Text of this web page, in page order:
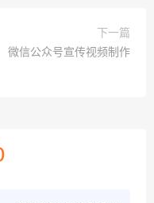
下一篇
微信公众号宣传视频制作